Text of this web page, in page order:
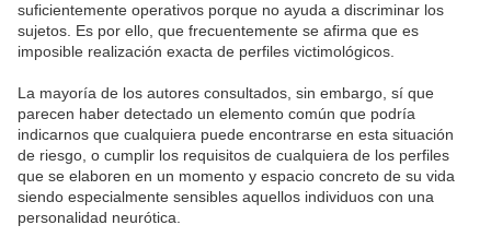
suficientemente operativos porque no ayuda a discriminar los
sujetos. Es por ello, que frecuentemente se afirma que es
imposible realización exacta de perfiles victimológicos.
La mayoría de los autores consultados, sin embargo, sí que
parecen haber detectado un elemento común que podría
indicarnos que cualquiera puede encontrarse en esta situación
de riesgo, o cumplir los requisitos de cualquiera de los perfiles
que se elaboren en un momento y espacio concreto de su vida
siendo especialmente sensibles aquellos individuos con una
personalidad neurótica.